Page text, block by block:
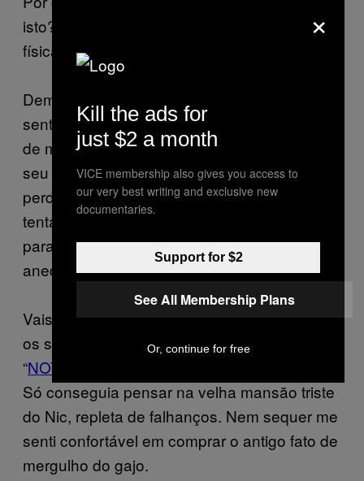
isto? Senti-me a olhar para a manifestação
física da sua depressão. F
Demasiado duro imaginar o Nicolas Cage
sentado nesta coisa, com anos de peidos e
de mijo a saírem-lhe pelas coxas, enquanto o
seu casamento se desafazia e o seu filho
perdia a luta para o Tourette. Oque estou a
tentar dizer é: se te derem a oportunidade
para espreitar o mundo privado de uma
anedota andante, NÃO O FAÇAS.
Vais estragar tudo. Ninguém quer humanizar
os seus LOLs. Uma vez, tentei ver o clip da
“NOT THE BEES
Só conseguia pensar na velha mansão triste
do Nic, repleta de falhanços. Nem sequer me
senti confortável em comprar o antigo fato de
mergulho do gajo.
×
Kill the ads for
just $2 a month
VICE membership also gives you access to
our very best writing and exclusive new
documentaries.
Support for $2
See All Membership Plans
Or, continue for free